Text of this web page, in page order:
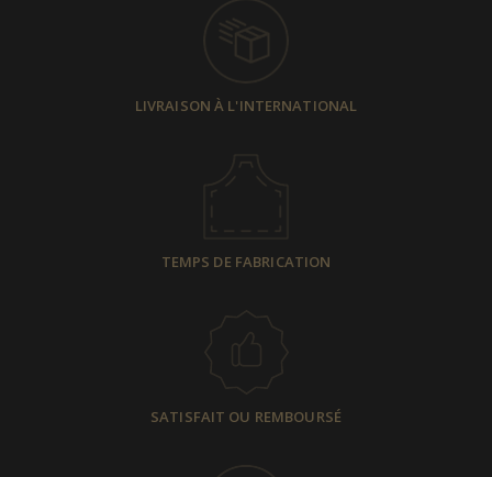
LIVRAISON À L'INTERNATIONAL
TEMPS DE FABRICATION
SATISFAIT OU REMBOURSÉ